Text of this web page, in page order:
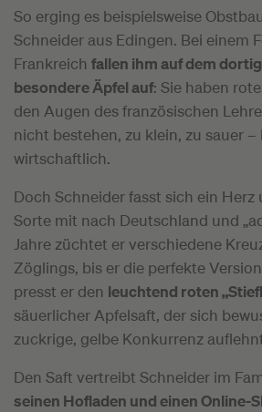
So erging es beispielsweise
Schneider aus Edingen. Bei einem
Frankreich fallen ihm auf dem
besondere Äpfel auf: Sie haben
den Augen des französischen
nicht bestehen, zu klein, zu sauer
wirtschaftlich.
Doch Schneider fasst sich ein
Sorte mit nach Deutschland und
Jahre züchtet er verschiedene
Zöglings, bis er die perfekte
presst er den leuchtend roten
säuerlicher Apfelsaft, der sich
zuckrige, gelbe Konkurrenz
Den Saft vertreibt Schneider im
seinen Hofladen undeinen Online-